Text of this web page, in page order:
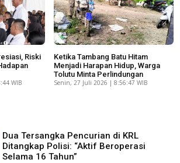
Riski
WIB
Ketika Tambang Batu Hitam
Menjadi Harapan Hidup, Warga
Tolutu Minta Perlindungan
Senin, 27 Juli 2026 | 8:56:47 WIB
Dua Tersangka Pencurian di KRL
Ditangkap Polisi: “Aktif Beroperasi
Selama 16 Tahun”